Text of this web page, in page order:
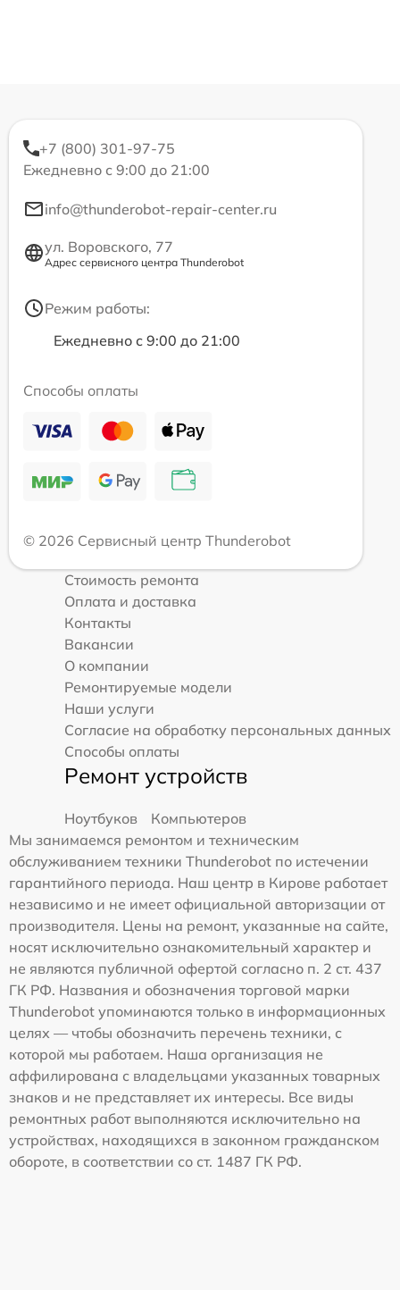
+7 (800) 301-97-75
Ежедневно с 9:00 до 21:00
info@thunderobot-repair-center.ru
ул. Воровского, 77
Адрес сервисного центра Thunderobot
Режим работы:
Ежедневно с 9:00 до 21:00
Способы оплаты
© 2026 Сервисный центр Thunderobot
Стоимость ремонта
Оплата и доставка
Контакты
Вакансии
О компании
Ремонтируемые модели
Наши услуги
Согласие на обработку персональных данных
Способы оплаты
Ремонт устройств
Ноутбуков
Компьютеров
Мы занимаемся ремонтом и техническим
обслуживанием техники Thunderobot по истечении
гарантийного периода. Наш центр в Кирове работает
независимо и не имеет официальной авторизации от
производителя. Цены на ремонт, указанные на сайте,
носят исключительно ознакомительный характер и
не являются публичной офертой согласно п. 2 ст. 437
ГК РФ. Названия и обозначения торговой марки
Thunderobot упоминаются только в информационных
целях — чтобы обозначить перечень техники, с
которой мы работаем. Наша организация не
аффилирована с владельцами указанных товарных
знаков и не представляет их интересы. Все виды
ремонтных работ выполняются исключительно на
устройствах, находящихся в законном гражданском
обороте, в соответствии со ст. 1487 ГК РФ.